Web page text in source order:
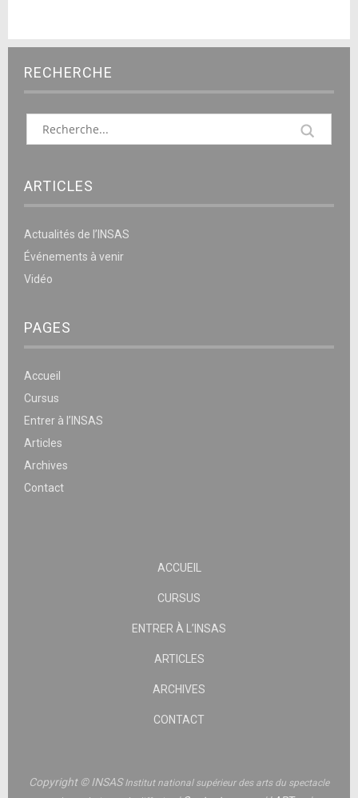
RECHERCHE
ARTICLES
Actualités de l’INSAS
Événements à venir
Vidéo
PAGES
Accueil
Cursus
Entrer à l’INSAS
Articles
Archives
Contact
ACCUEIL
CURSUS
ENTRER À L’INSAS
ARTICLES
ARCHIVES
CONTACT
Copyright © INSASInstitut national supérieur des arts du spectacle